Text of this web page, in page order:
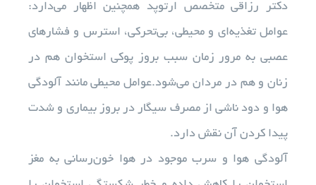
دکتر رزاقی متخصص ارتوپد همچنین اظهار می‌دارد:
عوامل تغذیه‌ای و محیطی، بی‌تحرکی، استرس و فشارهای
عصبی به مرور زمان سبب بروز پوکی استخوان هم در
زنان و هم در مردان می‌شود.عوامل محیطی مانند آلودگی
هوا و دود ناشی از مصرف سیگار در بروز بیماری و شدت
پیدا کردن آن نقش دارد.
آلودگی هوا و سرب موجود در هوا خون‌رسانی به مغز